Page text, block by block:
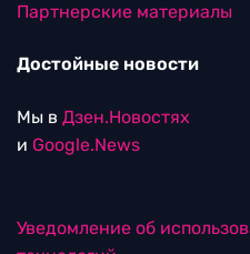
Партнерские материалы
Достойные новости
Мы в Дзен.Новостях
и Google.News
Уведомление об